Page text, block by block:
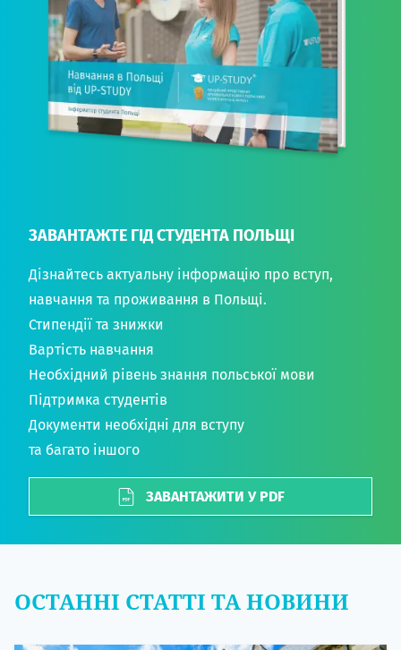
ЗАВАНТАЖТЕ ГІД СТУДЕНТА ПОЛЬЩІ
Дізнайтесь актуальну інформацію про вступ,
навчання та проживання в Польщі.
Стипендії та знижки
Вартість навчання
Необхідний рівень знання польської мови
Підтримка студентів
Документи необхідні для вступу
та багато іншого
ЗАВАНТАЖИТИ У PDF
ОСТАННІ СТАТТІ ТА НОВИНИ